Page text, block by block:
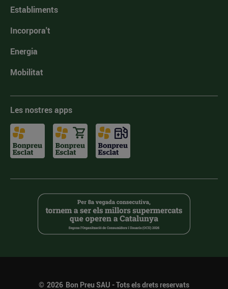
Establiments
Incorpora't
Energia
Mobilitat
Les nostres apps
© 2026 Bon Preu SAU - Tots els drets reservats